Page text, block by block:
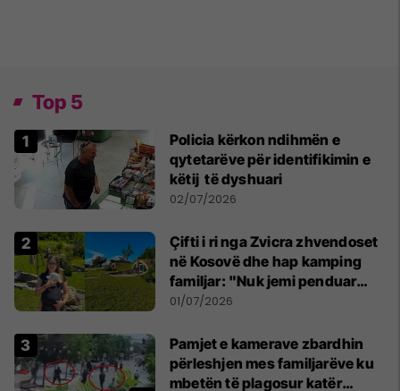
Top 5
Policia kërkon ndihmën e
qytetarëve për identifikimin e
këtij të dyshuari
02/07/2026
Çifti i ri nga Zvicra zhvendoset
në Kosovë dhe hap kamping
familjar: "Nuk jemi penduar
asnjë ditë"
01/07/2026
Pamjet e kamerave zbardhin
përleshjen mes familjarëve ku
mbetën të plagosur katër